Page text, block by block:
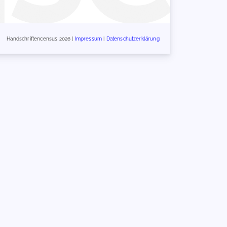
Handschriftencensus 2026 | Impressum Datenschutzerklärung